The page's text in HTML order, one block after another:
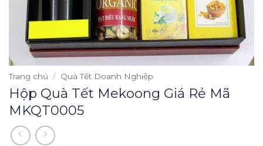
Trang chủ / Quà Tết Doanh Nghiệp
Hộp Quà Tết Mekoong Giá Rẻ Mã
MKQT0005